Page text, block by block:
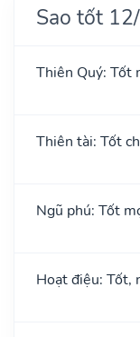
Sao tốt
Thiên Quý: Tốt
Thiên tài: Tốt
Ngũ phú: Tốt
Hoạt điệu: Tốt,